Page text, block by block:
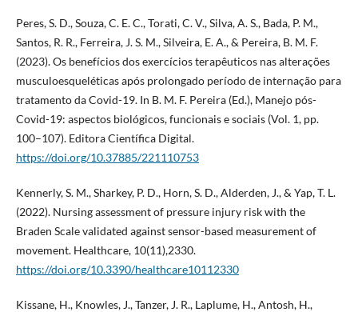
Peres, S. D., Souza, C. E. C., Torati, C. V., Silva, A. S., Bada, P. M.,
Santos, R. R., Ferreira, J. S. M., Silveira, E. A., & Pereira, B. M. F.
(2023). Os benefícios dos exercícios terapêuticos nas alterações
musculoesqueléticas após prolongado período de internação para
tratamento da Covid-19. In B. M. F. Pereira (Ed.), Manejo pós-
Covid-19: aspectos biológicos, funcionais e sociais (Vol. 1, pp.
100–107). Editora Científica Digital.
https://doi.org/10.37885/221110753
Kennerly, S. M., Sharkey, P. D., Horn, S. D., Alderden, J., & Yap, T. L.
(2022). Nursing assessment of pressure injury risk with the
Braden Scale validated against sensor-based measurement of
movement. Healthcare, 10(11),2330.
https://doi.org/10.3390/healthcare10112330
Kissane, H., Knowles, J., Tanzer, J. R., Laplume, H., Antosh, H.,